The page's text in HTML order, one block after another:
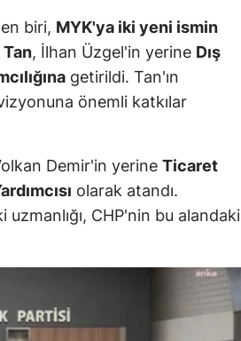
biri, MYK'ya iki yeni ismin
Tan, İlhan Üzgel'in yerine Dış
getirildi. Tan'ın
önemli katkılar
Demir'in yerine Ticaret
olarak atandı.
CHP'nin bu alandaki